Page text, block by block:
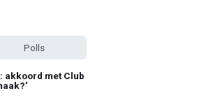
Polls
akkoord met Club